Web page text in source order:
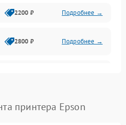
2200 ₽ Подробнее →
2800 ₽ Подробнее →
принтера Epson